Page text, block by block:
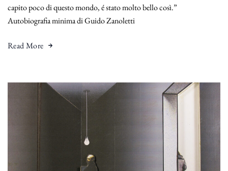
capito poco di questo mondo, é stato molto bello così.”
Autobiografia minima di Guido Zanoletti
Read More